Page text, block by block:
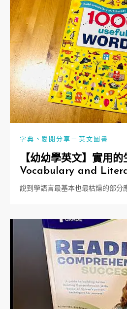
字典 、 愛閱分享－英文圖書
【幼幼學英文】實用
Vocabulary and
說到學語言最基本也最枯燥的部分